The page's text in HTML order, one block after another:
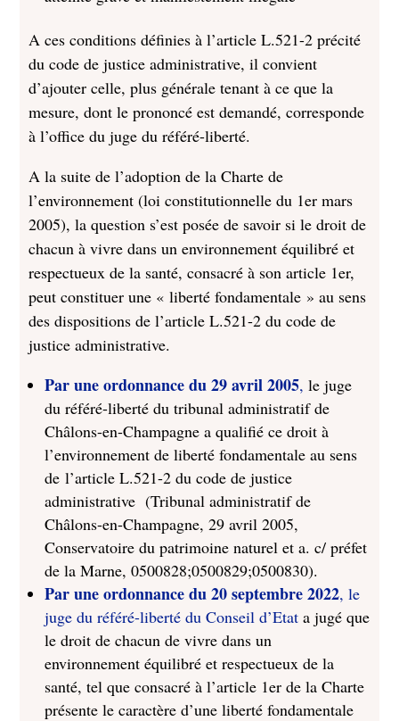
A ces conditions définies à l’article L.521-2 précité
du code de justice administrative, il convient
d’ajouter celle, plus générale tenant à ce que la
mesure, dont le prononcé est demandé, corresponde
à l’office du juge du référé-liberté.
A la suite de l’adoption de la Charte de
l’environnement (loi constitutionnelle du 1er mars
2005), la question s’est posée de savoir si le droit de
chacun à vivre dans un environnement équilibré et
respectueux de la santé, consacré à son article 1er,
peut constituer une « liberté fondamentale » au sens
des dispositions de l’article L.521-2 du code de
justice administrative.
Par une ordonnance du 29 avril 2005,le juge
du référé-liberté du tribunal administratif de
Châlons-en-Champagne a qualifié ce droit à
l’environnement de liberté fondamentale au sens
de l’article L.521-2 du code de justice
administrative (Tribunal administratif de
Châlons-en-Champagne, 29 avril 2005,
Conservatoire du patrimoine naturel et a. c/ préfet
de la Marne, 0500828;0500829;0500830).
Par une ordonnance du 20 septembre 2022, le
juge du référé-liberté du Conseil d’Etat a jugé que
le droit de chacun de vivre dans un
environnement équilibré et respectueux de la
santé, tel que consacré à l’article 1er de la Charte
présente le caractère d’une liberté fondamentale